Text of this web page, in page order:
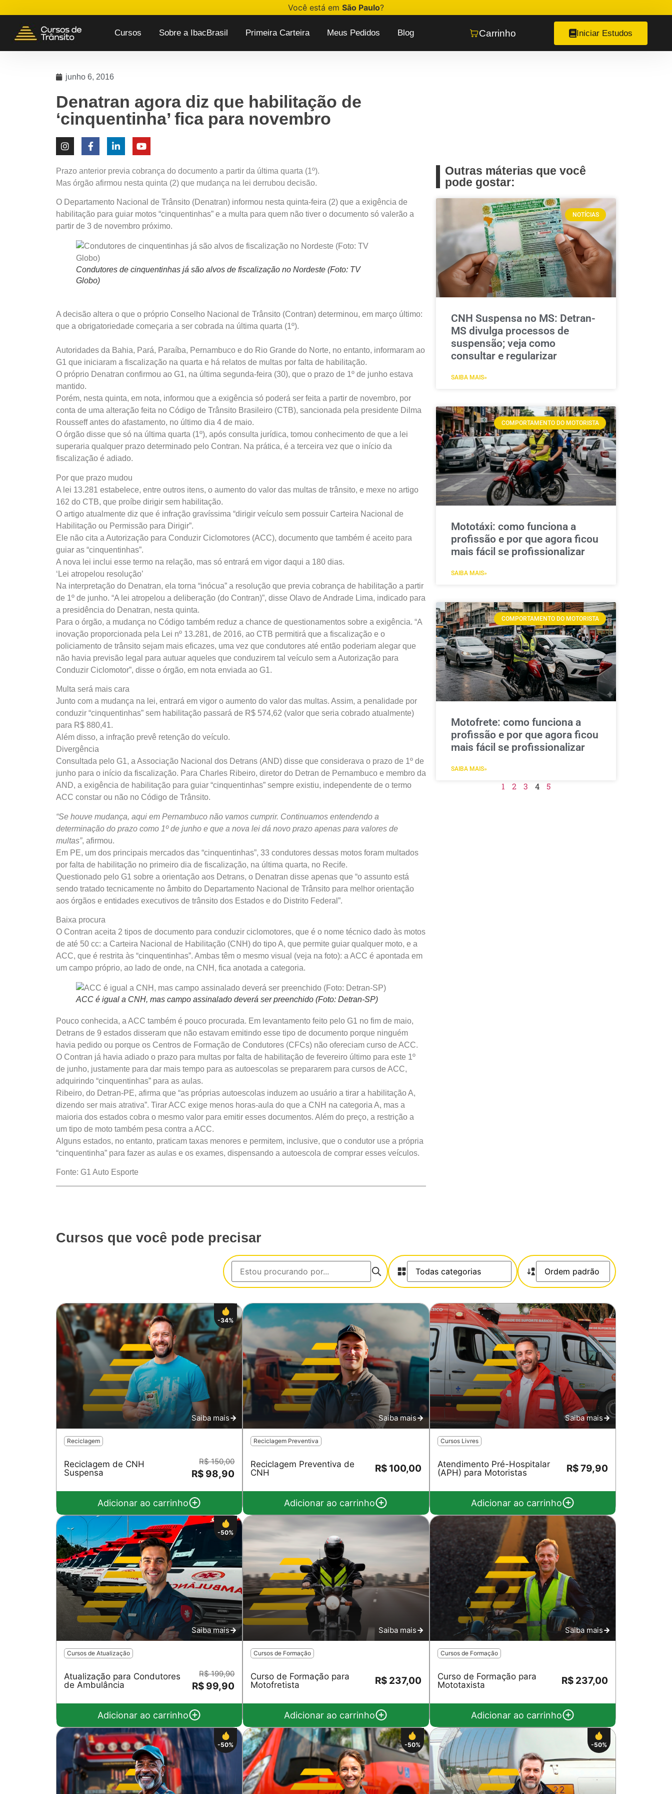
Você está em São Paulo?
Cursos Sobre a IbacBrasil Primeira Carteira Meus Pedidos Blog Carrinho Iniciar Estudos
junho 6, 2016
Denatran agora diz que habilitação de
‘cinquentinha’ fica para novembro
Prazo anterior previa cobrança do documento a partir da última quarta (1º).
Mas órgão afirmou nesta quinta (2) que mudança na lei derrubou decisão.
O Departamento Nacional de Trânsito (Denatran) informou nesta quinta-feira (2) que a exigência de
habilitação para guiar motos “cinquentinhas” e a multa para quem não tiver o documento só valerão a
partir de 3 de novembro próximo.
Condutores de cinquentinhas já são alvos de fiscalização no Nordeste (Foto: TV
Globo)
A decisão altera o que o próprio Conselho Nacional de Trânsito (Contran) determinou, em março último:
que a obrigatoriedade começaria a ser cobrada na última quarta (1º).
Autoridades da Bahia, Pará, Paraíba, Pernambuco e do Rio Grande do Norte, no entanto, informaram ao
G1 que iniciaram a fiscalização na quarta e há relatos de multas por falta de habilitação.
O próprio Denatran confirmou ao G1, na última segunda-feira (30), que o prazo de 1º de junho estava
mantido.
Porém, nesta quinta, em nota, informou que a exigência só poderá ser feita a partir de novembro, por
conta de uma alteração feita no Código de Trânsito Brasileiro (CTB), sancionada pela presidente Dilma
Rousseff antes do afastamento, no último dia 4 de maio.
O órgão disse que só na última quarta (1º), após consulta jurídica, tomou conhecimento de que a lei
superaria qualquer prazo determinado pelo Contran. Na prática, é a terceira vez que o início da
fiscalização é adiado.
Por que prazo mudou
A lei 13.281 estabelece, entre outros itens, o aumento do valor das multas de trânsito, e mexe no artigo
162 do CTB, que proíbe dirigir sem habilitação.
O artigo atualmente diz que é infração gravíssima “dirigir veículo sem possuir Carteira Nacional de
Habilitação ou Permissão para Dirigir”.
Ele não cita a Autorização para Conduzir Ciclomotores (ACC), documento que também é aceito para
guiar as “cinquentinhas”.
A nova lei inclui esse termo na relação, mas só entrará em vigor daqui a 180 dias.
‘Lei atropelou resolução’
Na interpretação do Denatran, ela torna “inócua” a resolução que previa cobrança de habilitação a partir
de 1º de junho. “A lei atropelou a deliberação (do Contran)”, disse Olavo de Andrade Lima, indicado para
a presidência do Denatran, nesta quinta.
Para o órgão, a mudança no Código também reduz a chance de questionamentos sobre a exigência. “A
inovação proporcionada pela Lei nº 13.281, de 2016, ao CTB permitirá que a fiscalização e o
policiamento de trânsito sejam mais eficazes, uma vez que condutores até então poderiam alegar que
não havia previsão legal para autuar aqueles que conduzirem tal veículo sem a Autorização para
Conduzir Ciclomotor”, disse o órgão, em nota enviada ao G1.
Multa será mais cara
Junto com a mudança na lei, entrará em vigor o aumento do valor das multas. Assim, a penalidade por
conduzir “cinquentinhas” sem habilitação passará de R$ 574,62 (valor que seria cobrado atualmente)
para R$ 880,41.
Além disso, a infração prevê retenção do veículo.
Divergência
Consultada pelo G1, a Associação Nacional dos Detrans (AND) disse que considerava o prazo de 1º de
junho para o início da fiscalização. Para Charles Ribeiro, diretor do Detran de Pernambuco e membro da
AND, a exigência de habilitação para guiar “cinquentinhas” sempre existiu, independente de o termo
ACC constar ou não no Código de Trânsito.
“Se houve mudança, aqui em Pernambuco não vamos cumprir. Continuamos entendendo a
determinação do prazo como 1º de junho e que a nova lei dá novo prazo apenas para valores de
multas”, afirmou.
Em PE, um dos principais mercados das “cinquentinhas”, 33 condutores dessas motos foram multados
por falta de habilitação no primeiro dia de fiscalização, na última quarta, no Recife.
Questionado pelo G1 sobre a orientação aos Detrans, o Denatran disse apenas que “o assunto está
sendo tratado tecnicamente no âmbito do Departamento Nacional de Trânsito para melhor orientação
aos órgãos e entidades executivos de trânsito dos Estados e do Distrito Federal”.
Baixa procura
O Contran aceita 2 tipos de documento para conduzir ciclomotores, que é o nome técnico dado às motos
de até 50 cc: a Carteira Nacional de Habilitação (CNH) do tipo A, que permite guiar qualquer moto, e a
ACC, que é restrita às “cinquentinhas”. Ambas têm o mesmo visual (veja na foto): a ACC é apontada em
um campo próprio, ao lado de onde, na CNH, fica anotada a categoria.
ACC é igual a CNH, mas campo assinalado deverá ser preenchido (Foto: Detran-SP)
Pouco conhecida, a ACC também é pouco procurada. Em levantamento feito pelo G1 no fim de maio,
Detrans de 9 estados disseram que não estavam emitindo esse tipo de documento porque ninguém
havia pedido ou porque os Centros de Formação de Condutores (CFCs) não ofereciam curso de ACC.
O Contran já havia adiado o prazo para multas por falta de habilitação de fevereiro último para este 1º
de junho, justamente para dar mais tempo para as autoescolas se prepararem para cursos de ACC,
adquirindo “cinquentinhas” para as aulas.
Ribeiro, do Detran-PE, afirma que “as próprias autoescolas induzem ao usuário a tirar a habilitação A,
dizendo ser mais atrativa”. Tirar ACC exige menos horas-aula do que a CNH na categoria A, mas a
maioria dos estados cobra o mesmo valor para emitir esses documentos. Além do preço, a restrição a
um tipo de moto também pesa contra a ACC.
Alguns estados, no entanto, praticam taxas menores e permitem, inclusive, que o condutor use a própria
“cinquentinha” para fazer as aulas e os exames, dispensando a autoescola de comprar esses veículos.
Fonte: G1 Auto Esporte
Outras máterias que você
pode gostar:
NOTÍCIAS
CNH Suspensa no MS: Detran-
MS divulga processos de
suspensão; veja como
consultar e regularizar
SAIBA MAIS»
COMPORTAMENTO DO MOTORISTA
Mototáxi: como funciona a
profissão e por que agora ficou
mais fácil se profissionalizar
SAIBA MAIS»
COMPORTAMENTO DO MOTORISTA
Motofrete: como funciona a
profissão e por que agora ficou
mais fácil se profissionalizar
SAIBA MAIS»
1 2 3 4 5
Cursos que você pode precisar
-34%
Saiba mais
Reciclagem
Reciclagem de CNH
Suspensa
R$ 150,00
R$ 98,90
Adicionar ao carrinho
Saiba mais
Reciclagem Preventiva
Reciclagem Preventiva de
CNH
R$ 100,00
Adicionar ao carrinho
Saiba mais
Cursos Livres
Atendimento Pré-Hospitalar
(APH) para Motoristas
R$ 79,90
Adicionar ao carrinho
-50%
Saiba mais
Cursos de Atualização
Atualização para Condutores
de Ambulância
R$ 199,90
R$ 99,90
Adicionar ao carrinho
Saiba mais
Cursos de Formação
Curso de Formação para
Motofretista
R$ 237,00
Adicionar ao carrinho
Saiba mais
Cursos de Formação
Curso de Formação para
Mototaxista
R$ 237,00
Adicionar ao carrinho
-50% -50% -50%